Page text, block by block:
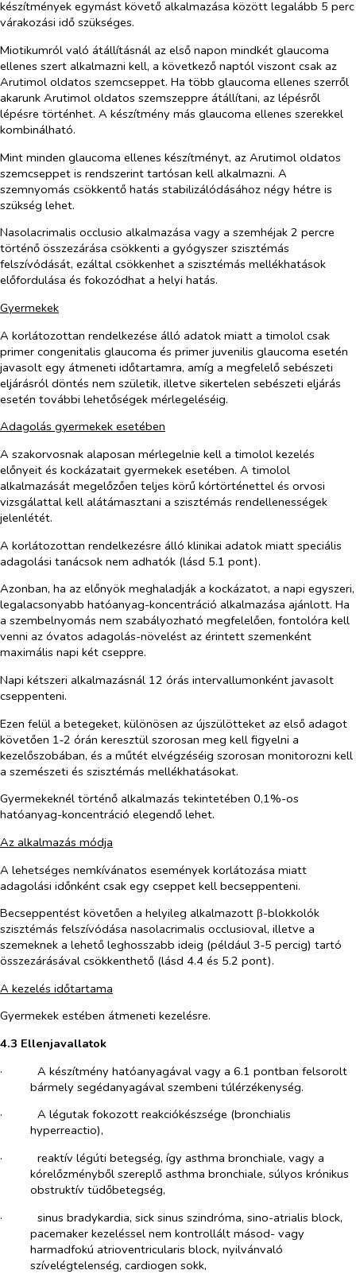
készítmények egymást követő alkalmazása között legalább 5 perc
várakozási idő szükséges.
Miotikumról való átállításnál az első napon mindkét glaucoma
ellenes szert alkalmazni kell, a következő naptól viszont csak az
Arutimol oldatos szemcseppet. Ha több glaucoma ellenes szerről
akarunk Arutimol oldatos szemszeppre átállítani, az lépésről
lépésre történhet. A készítmény más glaucoma ellenes szerekkel
kombinálható.
Mint minden glaucoma ellenes készítményt, az Arutimol oldatos
szemcseppet is rendszerint tartósan kell alkalmazni. A
szemnyomás csökkentő hatás stabilizálódásához négy hétre is
szükség lehet.
Nasolacrimalis occlusio alkalmazása vagy a szemhéjak 2 percre
történő összezárása csökkenti a gyógyszer szisztémás
felszívódását, ezáltal csökkenhet a szisztémás mellékhatások
előfordulása és fokozódhat a helyi hatás.
Gyermekek
A korlátozottan rendelkezése álló adatok miatt a timolol csak
primer congenitalis glaucoma és primer juvenilis glaucoma esetén
javasolt egy átmeneti időtartamra, amíg a megfelelő sebészeti
eljárásról döntés nem születik, illetve sikertelen sebészeti eljárás
esetén további lehetőségek mérlegeléséig.
Adagolás gyermekek esetében
A szakorvosnak alaposan mérlegelnie kell a timolol kezelés
előnyeit és kockázatait gyermekek esetében. A timolol
alkalmazását megelőzően teljes körű kórtörténettel és orvosi
vizsgálattal kell alátámasztani a szisztémás rendellenességek
jelenlétét.
A korlátozottan rendelkezésre álló klinikai adatok miatt speciális
adagolási tanácsok nem adhatók (lásd 5.1 pont).
Azonban, ha az előnyök meghaladják a kockázatot, a napi egyszeri,
legalacsonyabb hatóanyag-koncentráció alkalmazása ajánlott. Ha
a szembelnyomás nem szabályozható megfelelően, fontolóra kell
venni az óvatos adagolás-növelést az érintett szemenként
maximális napi két cseppre.
Napi kétszeri alkalmazásnál 12 órás intervallumonként javasolt
cseppenteni.
Ezen felül a betegeket, különösen az újszülötteket az első adagot
követően 1‑2 órán keresztül szorosan meg kell figyelni a
kezelőszobában, és a műtét elvégzéséig szorosan monitorozni kell
a szemészeti és szisztémás mellékhatásokat.
Gyermekeknél történő alkalmazás tekintetében 0,1%-os
hatóanyag-koncentráció elegendő lehet.
Az alkalmazás módja
A lehetséges nemkívánatos események korlátozása miatt
adagolási időnként csak egy cseppet kell becseppenteni.
Becseppentést követően a helyileg alkalmazott β-blokkolók
szisztémás felszívódása nasolacrimalis occlusioval, illetve a
szemeknek a lehető leghosszabb ideig (például 3‑5 percig) tartó
összezárásával csökkenthető (lásd 4.4 és 5.2 pont).
A kezelés időtartama
Gyermekek estében átmeneti kezelésre.
4.3 Ellenjavallatok
·​
A készítmény hatóanyagával vagy a 6.1 pontban felsorolt
bármely segédanyagával szembeni túlérzékenység.
·​
A légutak fokozott reakciókészsége (bronchialis
hyperreactio),
·​
reaktív légúti betegség, így asthma bronchiale, vagy a
kórelőzményből szereplő asthma bronchiale, súlyos krónikus
obstruktív tüdőbetegség,
·​
sinus bradykardia, sick sinus szindróma, sino-atrialis block,
pacemaker kezeléssel nem kontrollált másod- vagy
harmadfokú atrioventricularis block, nyilvánvaló
szívelégtelenség, cardiogen sokk,